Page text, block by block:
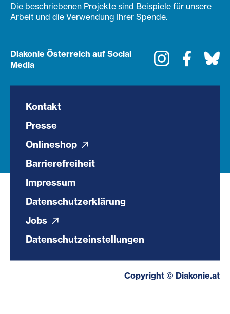
Die beschriebenen Projekte sind Beispiele für unsere
Arbeit und die Verwendung Ihrer Spende.
Diakonie Österreich auf Social
Media
Instagram
Kontakt
Presse
Onlineshop
Barrierefreiheit
Impressum
Datenschutzerklärung
Jobs
Datenschutzeinstellungen
Copyright © Diakonie.at